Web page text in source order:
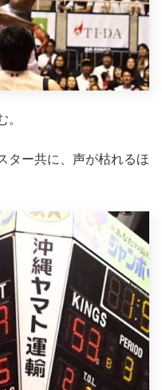
。
ター共に、声が枯れるほ